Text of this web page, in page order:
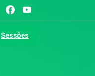
Sessões